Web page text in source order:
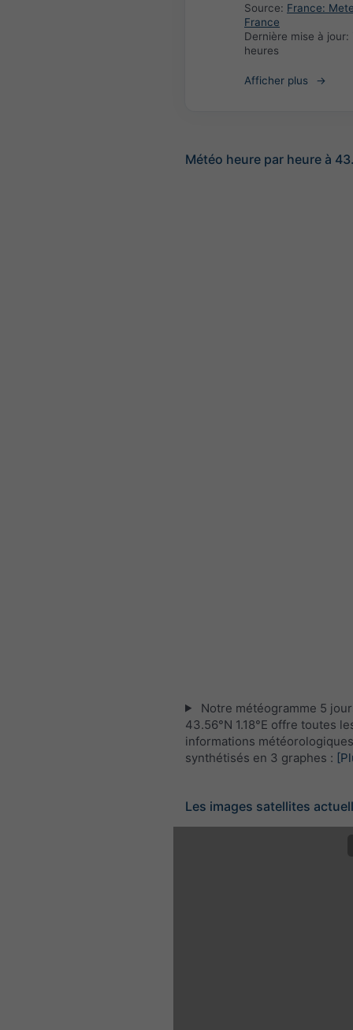
Source: France:
France
Dernière mise à jour:
heures
Afficher plus
Météo heure par heure à
Notre météogramme 5
43.56°N 1.18°E offre toutes
informations météorologiques
synthétisés en 3 graphes :
Les images satellites